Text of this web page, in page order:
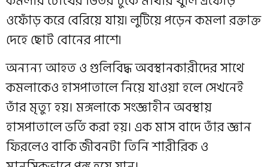
ওফোঁড় করে বেরিয়ে যায়৷ লুটিয়ে পড়েন কমলা রক্তাক্ত
দেহে ছোট বোনের পাশে৷
অন্যন্য আহত ও গুলিবিদ্ধ অবস্থানকারীদের সাথে
কমলাকেও হাসপাতালে নিয়ে যাওয়া হলে সেখনেই
তাঁর মৃত্যু হয়। মঙ্গলাকে সংজ্ঞাহীন অবস্থায়
হাসপাতালে ভর্তি করা হয়। এক মাস বাদে তাঁর জ্ঞান
ফিরলেও বাকি জীবনটা তিনি শারীরিক ও